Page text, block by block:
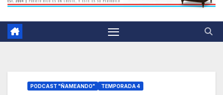
PODCAST "ÑAMEANDO" TEMPORADA 4